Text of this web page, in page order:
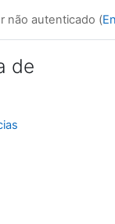
da pesquisa
não autenticado (
de